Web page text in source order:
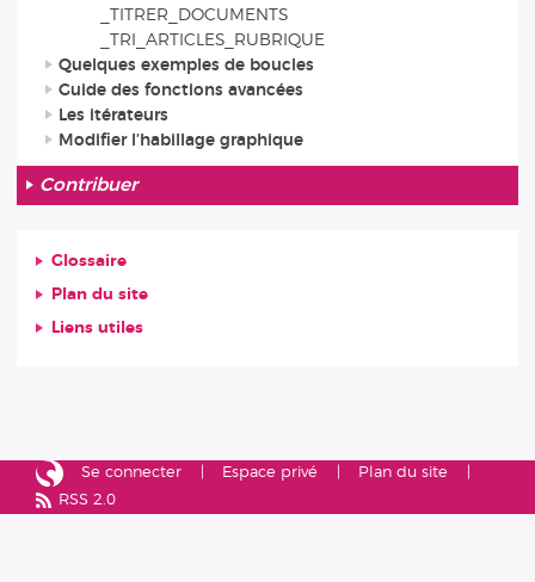
_TITRER_DOCUMENTS
_TRI_ARTICLES_RUBRIQUE
Quelques exemples de boucles
Guide des fonctions avancées
Les itérateurs
Modifier l’habillage graphique
Contribuer
Glossaire
Plan du site
Liens utiles
Se connecter Espace privé
Plan du site
RSS 2.0